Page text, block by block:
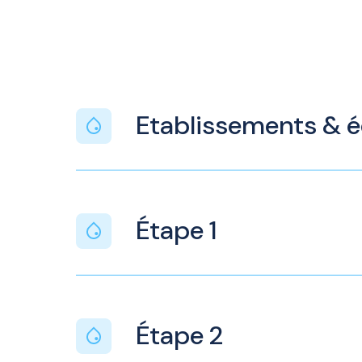
Etablissements &
Étape 1
Étape 2